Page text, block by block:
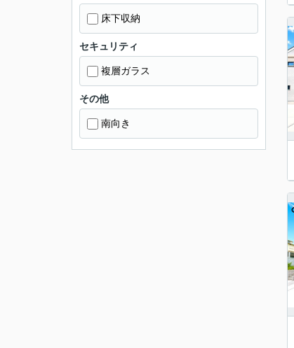
床下収納
セキュリティ
複層ガラス
その他
南向き